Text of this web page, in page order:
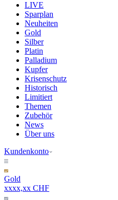
LIVE
Sparplan
Neuheiten
Gold
Silber
Platin
Palladium
Kupfer
Krisenschutz
Historisch
Limitiert
Themen
Zubehör
News
Über uns
Kundenkonto
Gold
xxxx,xx CHF